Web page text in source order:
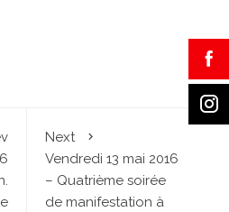
Next
Vendredi 13 mai 2016
– Quatrième soirée
de manifestation à